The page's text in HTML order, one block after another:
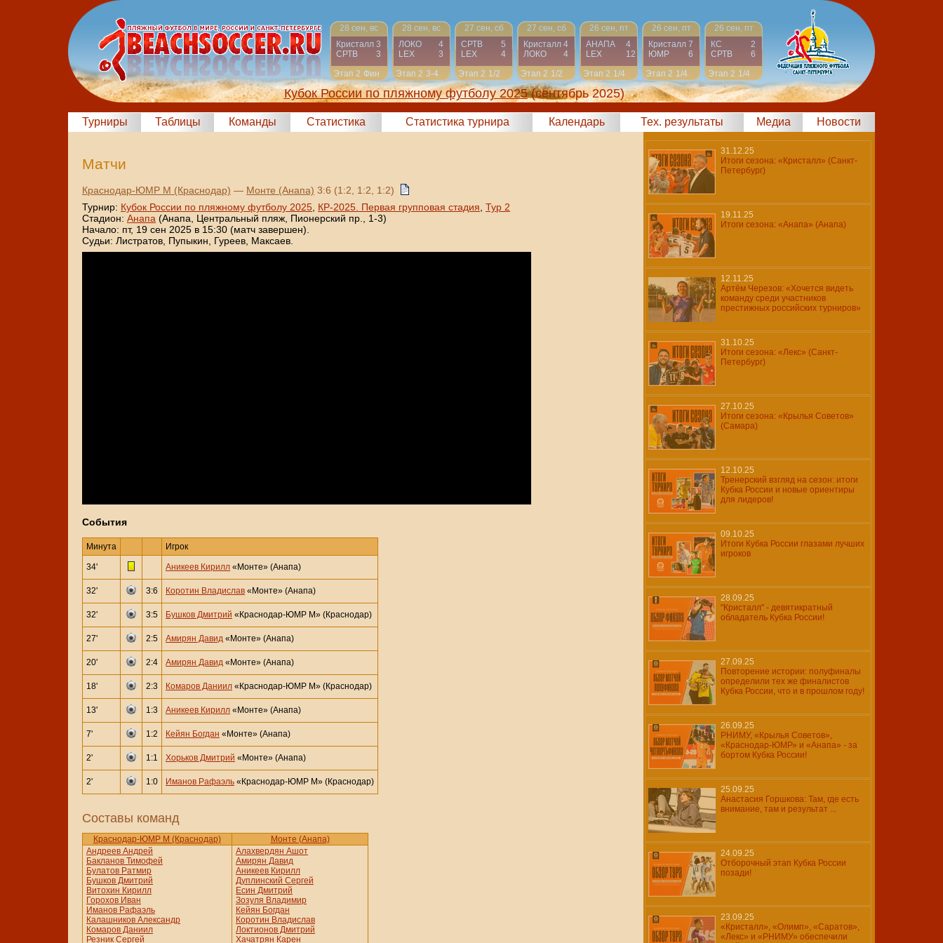
28 сен, вс
Кристалл 3
СРТВ
3
Этап 2 Фин
28 сен, вс
ЛОКО
4
LEX
3
Этап 2 3-4
27 сен, сб
СРТВ
5
LEX
4
Этап 2 1/2
27 сен, сб
Кристалл 4
ЛОКО
4
Этап 2 1/2
26 сен, пт
АНАПА
4
LEX
12
Этап 2 1/4
26 сен, пт
Кристалл 7
ЮМР
6
Этап 2 1/4
26 сен, пт
КС
2
СРТВ
6
Этап 2 1/4
Кубок России по пляжному футболу 2025 (сентябрь 2025)
Турниры Таблицы Команды Статистика Статистика турнира Календарь Тех. результаты Медиа Новости
Матчи
Краснодар-ЮМР М (Краснодар) — Монте (Анапа) 3:6 (1:2, 1:2, 1:2)
Турнир: Кубок России по пляжному футболу 2025 КР-2025. Первая групповая стадия Тур 2
Стадион: Анапа (Анапа, Центральный пляж, Пионерский пр., 1-3)
Начало: пт, 19 сен 2025 в 15:30 (матч завершен).
Судьи: Листратов, Пупыкин, Гуреев, Максаев.
События
Минута Игрок
34' Аникеев Кирилл «Монте» (Анапа)
32' 3:6 Коротин Владислав «Монте» (Анапа)
32' 3:5 Бушков Дмитрий «Краснодар-ЮМР М» (Краснодар)
27' 2:5 Амирян Давид «Монте» (Анапа)
20' 2:4 Амирян Давид «Монте» (Анапа)
18' 2:3 Комаров Даниил «Краснодар-ЮМР М» (Краснодар)
13' 1:3 Аникеев Кирилл «Монте» (Анапа)
7' 1:2 Кейян Богдан «Монте» (Анапа)
2' 1:1 Хорьков Дмитрий «Монте» (Анапа)
2' 1:0 Иманов Рафаэль «Краснодар-ЮМР М» (Краснодар)
Составы команд
Краснодар-ЮМР М (Краснодар)
Монте (Анапа)
Андреев Андрей
Бакланов Тимофей
Булатов Ратмир
Бушков Дмитрий
Витохин Кирилл
Горохов Иван
Иманов Рафаэль
Калашников Александр
Комаров Даниил
Резник Сергей
Алахвердян Ашот
Амирян Давид
Аникеев Кирилл
Дуплинский Сергей
Есин Дмитрий
Зозуля Владимир
Кейян Богдан
Коротин Владислав
Локтионов Дмитрий
Хачатрян Карен
31.12.25
Итоги сезона: «Кристалл» (Санкт-
Петербург)
19.11.25
Итоги сезона: «Анапа» (Анапа)
12.11.25
Артём Черезов: «Хочется видеть
команду среди участников
престижных российских турниров»
31.10.25
Итоги сезона: «Лекс» (Санкт-
Петербург)
27.10.25
Итоги сезона: «Крылья Советов»
(Самара)
12.10.25
Тренерский взгляд на сезон: итоги
Кубка России и новые ориентиры
для лидеров!
09.10.25
Итоги Кубка России глазами лучших
игроков
28.09.25
"Кристалл" - девятикратный
обладатель Кубка России!
27.09.25
Повторение истории: полуфиналы
определили тех же финалистов
Кубка России, что и в прошлом году!
26.09.25
РНИМУ, «Крылья Советов»,
«Краснодар-ЮМР» и «Анапа» - за
бортом Кубка России!
25.09.25
Анастасия Горшкова: Там, где есть
внимание, там и результат ...
24.09.25
Отборочный этап Кубка России
позади!
23.09.25
«Кристалл», «Олимп», «Саратов»,
«Лекс» и «РНИМУ» обеспечили